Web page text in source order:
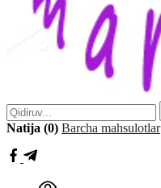
Natija (0) Barcha mahsulotlar